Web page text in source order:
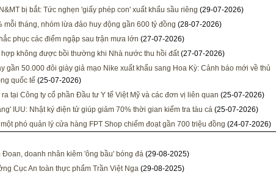
bị bắt: Tức nghẹn 'giấy phép con' xuất khẩu sầu riêng (29-07-2026)
mỗi tháng, nhóm lừa đảo huy động gần 600 tỷ đồng (28-07-2026)
phục các điểm ngập sau trận mưa lớn (27-07-2026)
không được bồi thường khi Nhà nước thu hồi đất(27-07-2026)
gần 50.000 đôi giày giả mạo Nike xuất khẩu sang Hoa Kỳ: Cảnh báo mới về thủ
quốc tế (25-07-2026)
ra tại Công ty cổ phần Đầu tư Y tế Việt Mỹ và các đơn vị liên quan (25-07-2026)
IUU: Nhật ký điện tử giúp giảm 70% thời gian kiểm tra tàu cá (25-07-2026)
phó quản lý cửa hàng FPT Shop chiếm đoạt gần 700 triệu đồng (24-07-2026)
Đoan, doanh nhân kiêm 'ông bầu' bóng đá (29-08-2025)
Cục An toàn thực phẩm Trần Việt Nga (29-08-2025)